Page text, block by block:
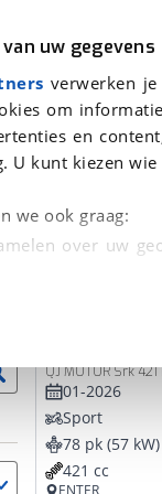
uw gegevens
verwerken
om
en
U kunt kiezen
we ook graag:
over uw
uw
technieken
ervoor dat
QJ MOTOR Srk 421
01-2026
Sport
78 pk (57 kW)
421 cc
ENTER